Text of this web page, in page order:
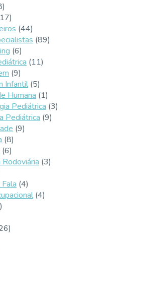
(44)
(89)
(6)
(11)
(9)
Infantil (5)
Humana (1)
Pediátrica (3)
Pediátrica (9)
(9)
(8)
(6)
Rodoviária (3)
(4)
(4)